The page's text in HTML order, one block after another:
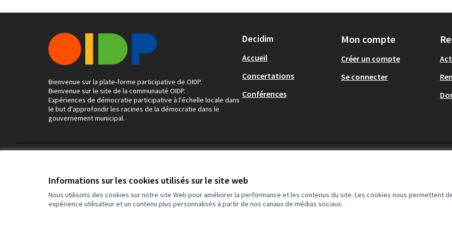
Informations sur les cookies utilisés sur le site web
Nous utilisons des cookies sur notre site Web pour améliorer la performance et les contenus du site. Les cookies nous permettent
expérience utilisateur et un contenu plus personnalisés à partir de nos canaux de médias sociaux.
Bienvenue sur la plate-forme participative de OIDP.
Bienvenue sur le site de la communauté OIDP.
Expériences de démocratie participative à l'échelle locale dans
le but d'approfondir les racines de la démocratie dans le
gouvernement municipal.
Decidim
Accueil
Concertations
Conférences
Mon compte
Créer un compte
Se connecter